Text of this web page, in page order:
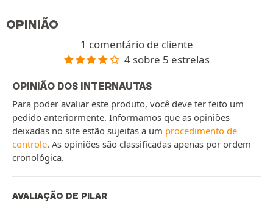
OPINIÃO
1 comentário de cliente
4 sobre 5 estrelas
OPINIÃO DOS INTERNAUTAS
Para poder avaliar este produto, você deve ter feito um
pedido anteriormente. Informamos que as opiniões
deixadas no site estão sujeitas a um procedimento de
controle. As opiniões são classificadas apenas por ordem
cronológica.
AVALIAÇÃO DE PILAR